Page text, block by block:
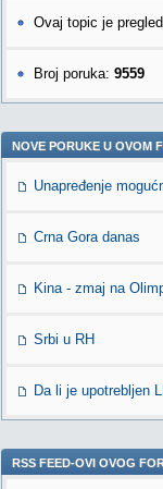
Ovaj topic je
Broj poruka: 9559
NOVE PORUKE U OVOM
Unapređenje
Crna Gora danas
Kina - zmaj na
Srbi u RH
Da li je upotrebljen
RSS FEED-OVI OVOG